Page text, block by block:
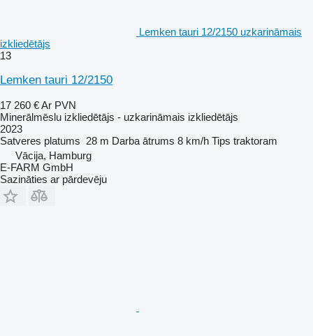
Lemken tauri 12/2150 uzkarināmais
izkliedētājs
13
Lemken tauri 12/2150
17 260 €Ar PVN
Minerālmēslu izkliedētājs - uzkarināmais izkliedētājs
2023
Satveres platums 28 m Darba ātrums 8 km/h Tips traktoram
Vācija, Hamburg
E-FARM GmbH
Sazināties ar pārdevēju